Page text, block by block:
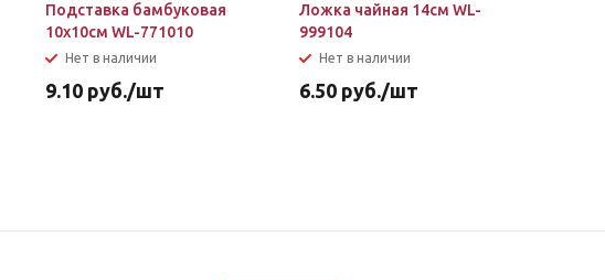
Подставка бамбуковая
10х10см WL-771010
Нет в наличии
9.10 руб./шт
Ложка чайная 14см WL-
999104
Нет в наличии
6.50 руб./шт